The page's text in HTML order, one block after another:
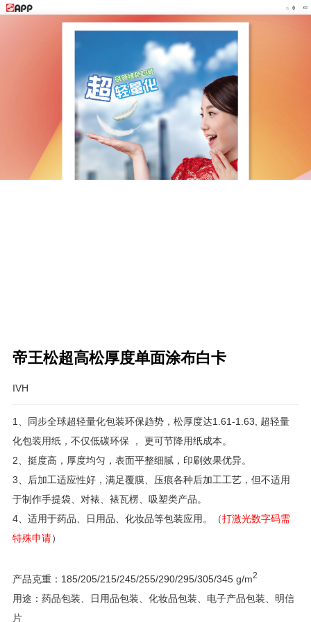
帝王松超高松厚度单面涂布白卡
IVH
1、同步全球超轻量化包装环保趋势，松厚度达1.61-1.63, 超轻量
化包装用纸，不仅低碳环保 ， 更可节降用纸成本。
2、挺度高，厚度均匀，表面平整细腻，印刷效果优异。
3、后加工适应性好，满足覆膜、压痕各种后加工工艺，但不适用
于制作手提袋、对裱、裱瓦楞、吸塑类产品。
4、适用于药品、日用品、化妆品等包装应用。（打激光数字码需
特殊申请）
产品克重：185/205/215/245/255/290/295/305/345 g/m2
用途：药品包装、日用品包装、化妆品包装、电子产品包装、明信
片